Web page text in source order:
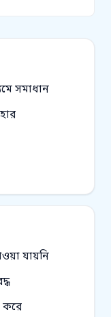
সমাধান
যায়নি
করে